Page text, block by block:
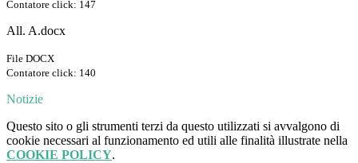
Contatore click: 147
All. A.docx
File DOCX
Contatore click: 140
Notizie
Questo sito o gli strumenti terzi da questo utilizzati si avvalgono di
cookie necessari al funzionamento ed utili alle finalità illustrate nella
COOKIE POLICY.